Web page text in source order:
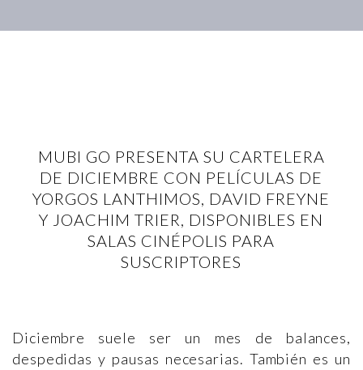
MUBI GO PRESENTA SU CARTELERA
DE DICIEMBRE CON PELÍCULAS DE
YORGOS LANTHIMOS, DAVID FREYNE
Y JOACHIM TRIER, DISPONIBLES EN
SALAS CINÉPOLIS PARA
SUSCRIPTORES
Diciembre suele ser un mes de balances,
despedidas y pausas necesarias. También es un